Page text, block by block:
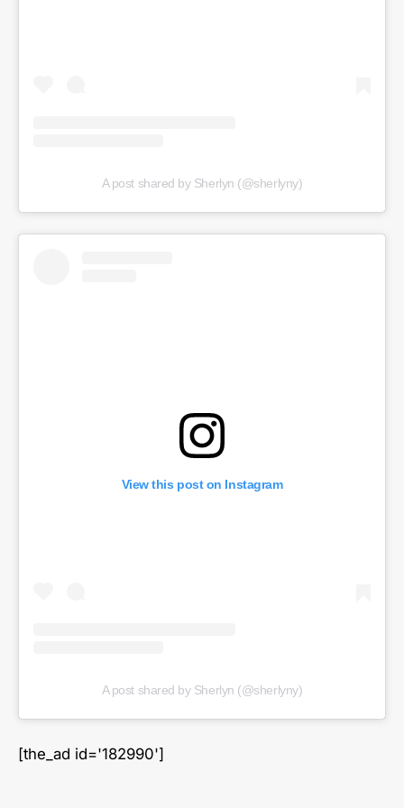
A post shared by Sherlyn (@sherlyny)
View this post on Instagram
A post shared by Sherlyn (@sherlyny)
[the_ad id='182990']